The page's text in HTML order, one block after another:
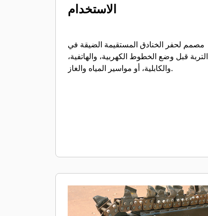
الاستخدام
مصمم لحفر الخنادق المستقيمة الضيقة في
التربة قبل وضع الخطوط الكهربية، والهاتفية،
والكابلية، أو مواسير المياه والغاز.